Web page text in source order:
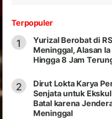
Terpopuler
1
Yurizal Berobat di
Meninggal, Alasan
Hingga 8 Jam
2
Dirut Lokta Karya
Senjata untuk
Batal karena
Meninggal